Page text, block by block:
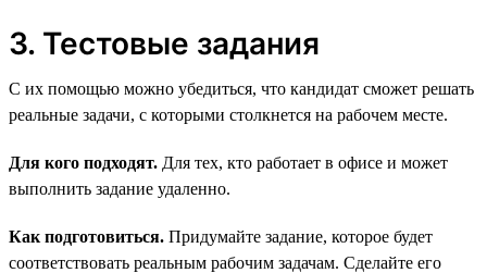
3. Тестовые задания
С их помощью можно убедиться, что кандидат сможет решать
реальные задачи, с которыми столкнется на рабочем месте.
Для кого подходят. Для тех, кто работает в офисе и может
выполнить задание удаленно.
Как подготовиться. Придумайте задание, которое будет
соответствовать реальным рабочим задачам. Сделайте его